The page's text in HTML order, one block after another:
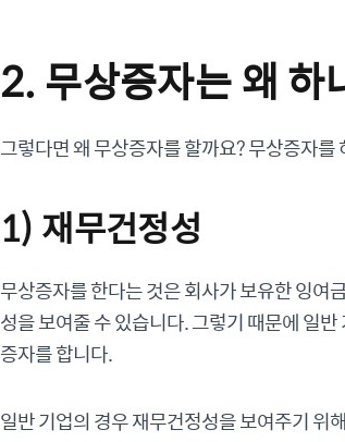
2. 무상증자는 왜 하
그렇다면 왜 무상증자를 할까요? 무상증자
1) 재무건정성
무상증자를 한다는 것은 회사가 보유한 잉여
성을 보여줄 수 있습니다. 그렇기 때문에 일
증자를 합니다.
일반 기업의 경우 재무건정성을 보여주기 위해